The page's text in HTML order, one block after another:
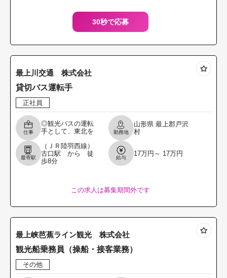
30秒で応募
最上川交通 株式会社
貸切バス運転手
正社員
仕事
◎観光バスの運転
手として、東北を
スの運転業務 で
す。 バス運転手や
送迎運転手の経験
勤務地
山形県 最上郡戸沢
村
最寄駅
（ＪＲ陸羽西線）
古口駅 から 徒
歩8分
給与
17万円～ 17万円
この求人は募集期間外です
最上峡芭蕉ライン観光 株式会社
観光船乗務員（操船・接客業務）
その他